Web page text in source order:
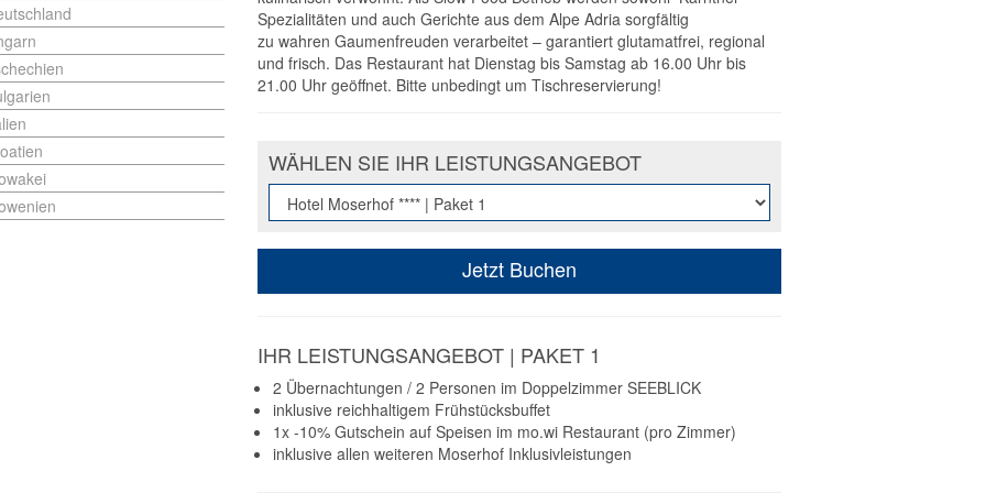
Spezialitäten und auch Gerichte aus dem Alpe Adria sorgfältig
zu wahren Gaumenfreuden verarbeitet – garantiert glutamatfrei, regional
und frisch. Das Restaurant hat Dienstag bis Samstag ab 16.00 Uhr bis
21.00 Uhr geöffnet. Bitte unbedingt um Tischreservierung!
WÄHLEN SIE IHR LEISTUNGSANGEBOT
Jetzt Buchen
IHR LEISTUNGSANGEBOT | PAKET 1
2 Übernachtungen / 2 Personen im Doppelzimmer SEEBLICK
inklusive reichhaltigem Frühstücksbuffet
1x -10% Gutschein auf Speisen im mo.wi Restaurant (pro Zimmer)
inklusive allen weiteren Moserhof Inklusivleistungen